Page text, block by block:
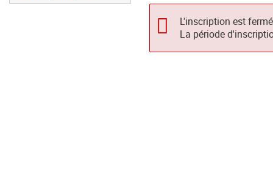
L'inscription est
La période